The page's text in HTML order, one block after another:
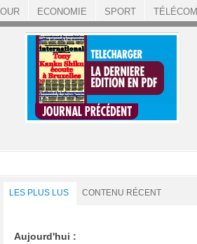
LES PLUS LUS CONTENU RÉCENT
Aujourd'hui :
ECONOMIE SPORT TÉLÉCOM